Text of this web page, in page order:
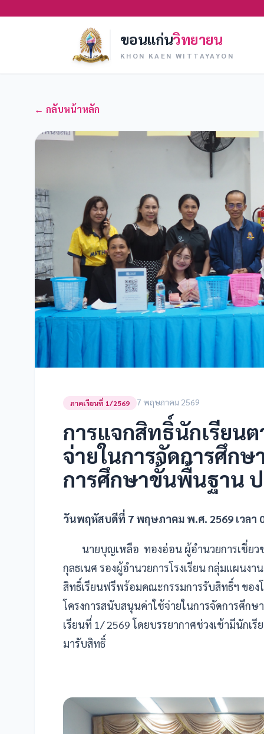
ขอนแก่นวิทยายน
KHON KAEN WITTAYAYON
← กลับหน้าหลัก
ภาคเรียนที่ 1/2569 7 พฤษภาคม 2569
การแจกสิทธิ์นักเรียน
จ่ายในการจัดการศึก
การศึกษาขั้นพื้นฐาน
วันพฤหัสบดีที่ 7 พฤษภาคม พ.ศ. 2569 เวลา
นายบุญเหลือ ทองอ่อน ผู้อำนวยการเชี่ย
กุลธเนศ รองผู้อำนวยการโรงเรียน กลุ่มแผน
สิทธิ์เรียนฟรีพร้อมคณะกรรมการรับสิทธิ์ฯ ของ
โครงการสนับสนุนค่าใช้จ่ายในการจัดการศึ
เรียนที่ 1/ 2569 โดยบรรยากาศช่วงเช้ามีนัก
มารับสิทธิ์